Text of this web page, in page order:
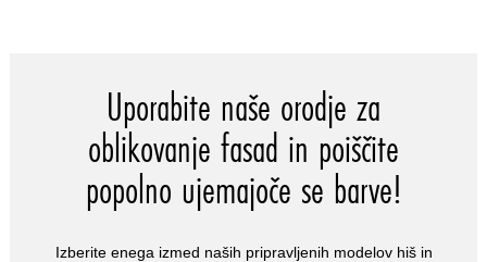
Uporabite naše orodje za
oblikovanje fasad in poiščite
popolno ujemajoče se barve!
Izberite enega izmed naših pripravljenih modelov hiš in